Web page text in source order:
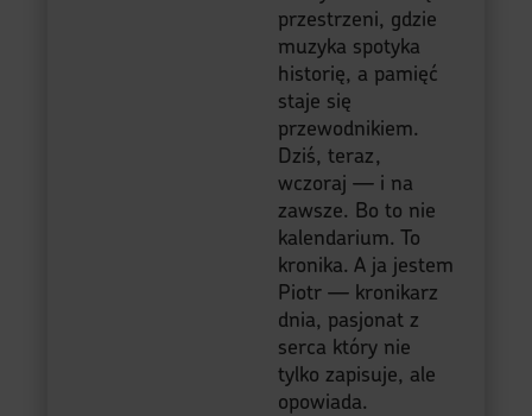
przestrzeni, gdzie
muzyka spotyka
historię, a pamięć
staje się
przewodnikiem.
Dziś, teraz,
wczoraj — i na
zawsze. Bo to nie
kalendarium. To
kronika. A ja jestem
Piotr — kronikarz
dnia, pasjonat z
serca który nie
tylko zapisuje, ale
opowiada.